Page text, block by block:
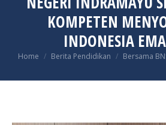
KOMPETEN
INDONESIA
You are here:
Home Berita Pendidikan Bersama